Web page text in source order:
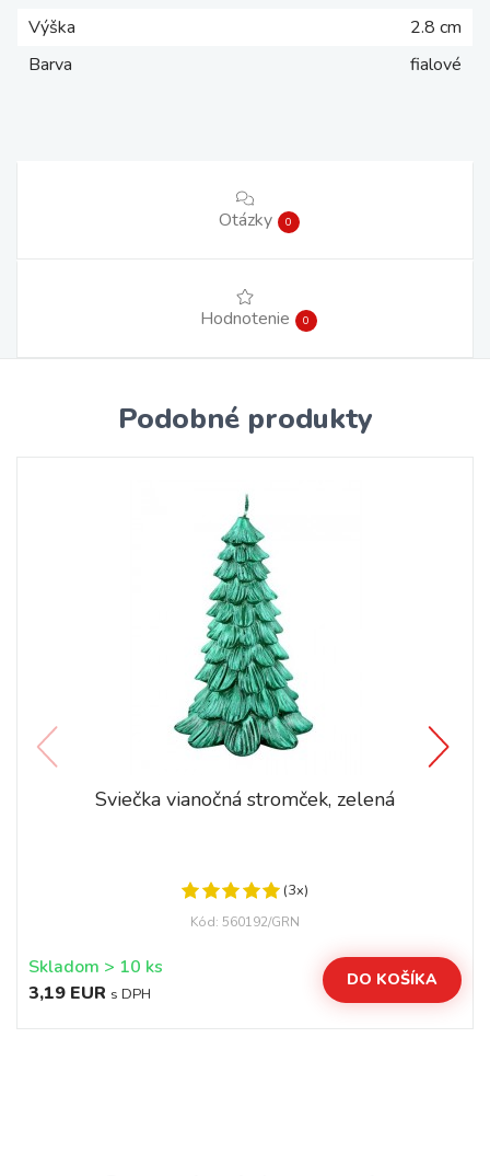
Výška
2.8 cm
Barva
fialové
Otázky 0
Hodnotenie 0
Podobné produkty
Sviečka vianočná stromček, zelená
(3x)
Kód: 560192/GRN
Skladom > 10 ks
3,19 EUR s DPH
DO KOŠÍKA